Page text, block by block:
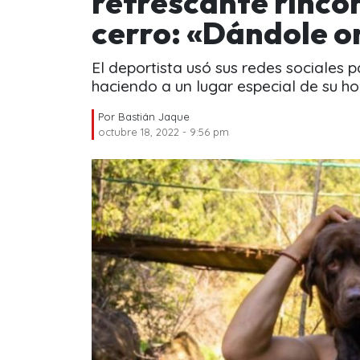
cerro: «Dándole
El deportista usó sus redes sociales
haciendo a un lugar especial de su
Por Bastián Jaque
octubre 18, 2022 - 9:56 pm